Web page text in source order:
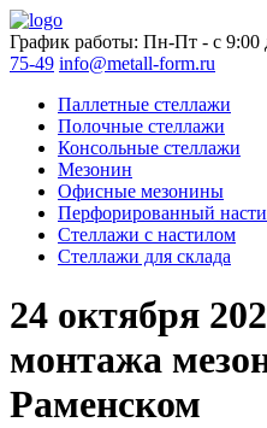
График работы: Пн-Пт - с 9:00
75-49 info@metall-form.ru
Паллетные стеллажи
Полочные стеллажи
Консольные стеллажи
Мезонин
Офисные мезонины
Перфорированный
Стеллажи с настилом
Стеллажи для склада
24 октября
монтажа
Раменском